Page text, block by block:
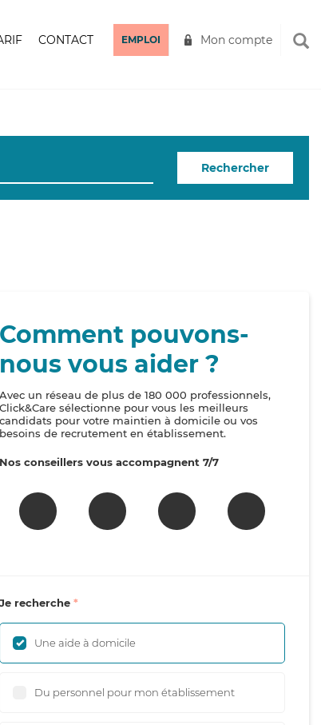
CONTACT EMPLOI Mon compte
Rechercher
Comment pouvons-
nous vous aider ?
Avec un réseau de plus de 180 000 professionnels,
Click&Care sélectionne pour vous les meilleurs
candidats pour votre maintien à domicile ou vos
besoins de recrutement en établissement.
Nos conseillers vous accompagnent 7/7
Je recherche
Une aide à domicile
Du personnel pour mon établissement